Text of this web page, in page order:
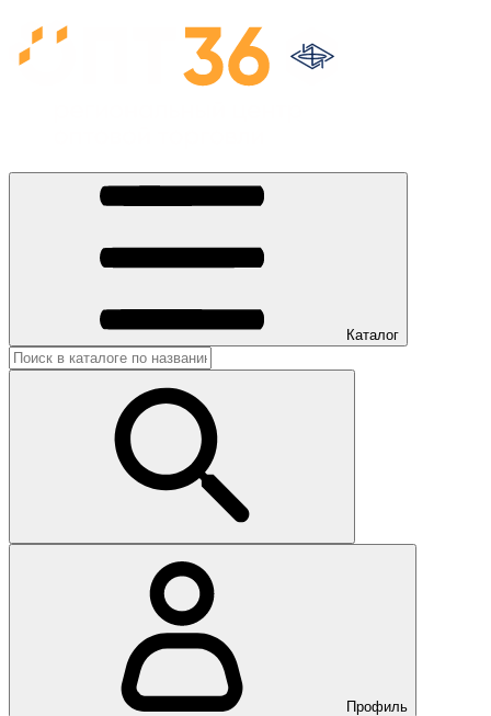
Каталог
Профиль